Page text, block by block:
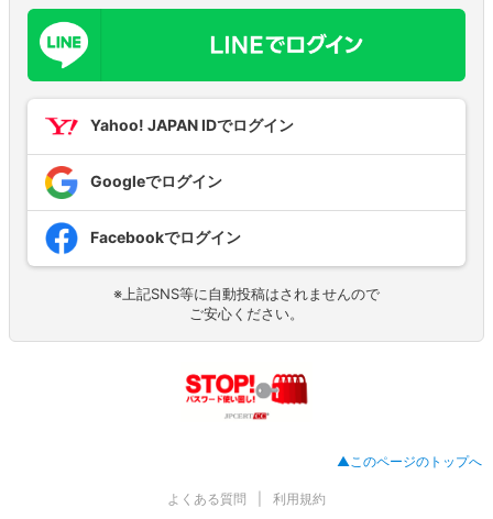
Yahoo! JAPAN IDでログイン
Googleでログイン
Facebookでログイン
※上記SNS等に自動投稿はされませんので
ご安心ください。
▲このページのトップへ
よくある質問 利用規約